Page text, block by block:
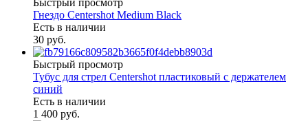
Быстрый просмотр
Гнездо Centershot Medium Black
Есть в наличии
30 руб.
Быстрый просмотр
Тубус для стрел Centershot пластиковый с держателем
синий
Есть в наличии
1 400 руб.